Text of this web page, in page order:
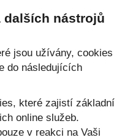
dalších nástrojů
jsou užívány, cookies
do následujících
které zajistí základní
online služeb.
v reakci na Vaši